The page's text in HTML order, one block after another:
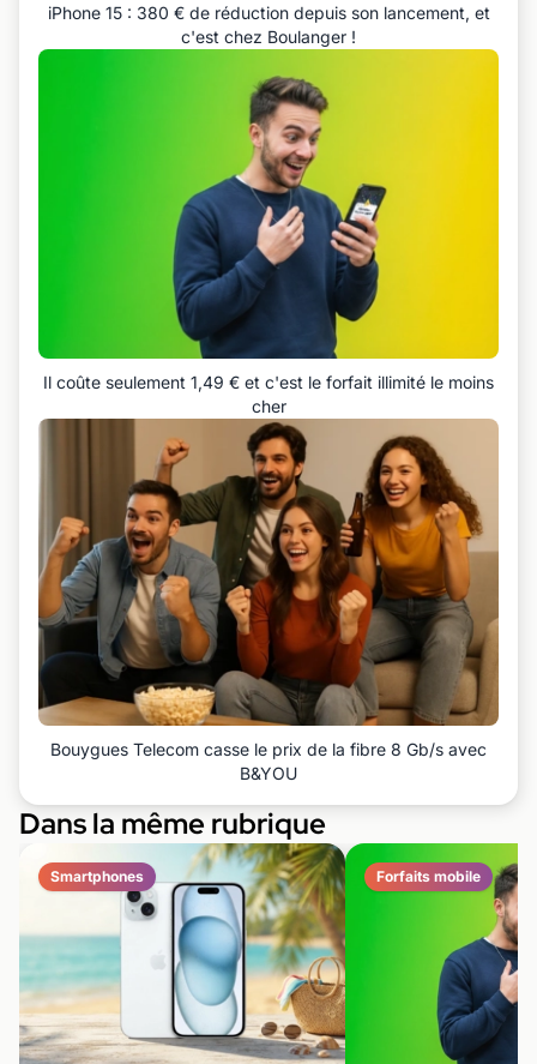
iPhone 15 : 380 € de réduction depuis son lancement, et
c'est chez Boulanger !
Il coûte seulement 1,49 € et c'est le forfait illimité le moins
cher
Bouygues Telecom casse le prix de la fibre 8 Gb/s avec
B&YOU
Dans la même rubrique
Smartphones Forfaits mobile